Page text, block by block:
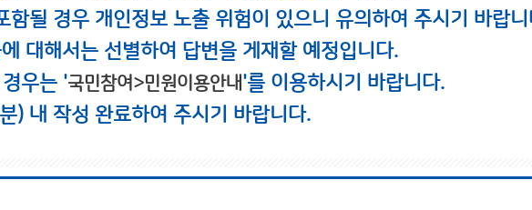
될 경우 개인정보 노출 위험이 있으니 유의하여 주시기 바랍니
대해서는 선별하여 답변을 게재할 예정입니다.
우는 '국민참여>민원이용안내'를 이용하시기 바랍니다.
) 내 작성 완료하여 주시기 바랍니다.